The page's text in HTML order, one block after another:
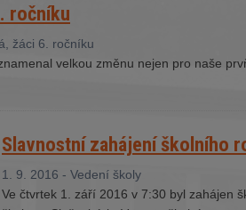
ročníku
žáci 6. ročníku
velkou změnu nejen pro naše
Slavnostní zahájení školního
1. 9. 2016 - Vedení školy
Ve čtvrtek 1. září 2016 v 7:30 byl zahájen